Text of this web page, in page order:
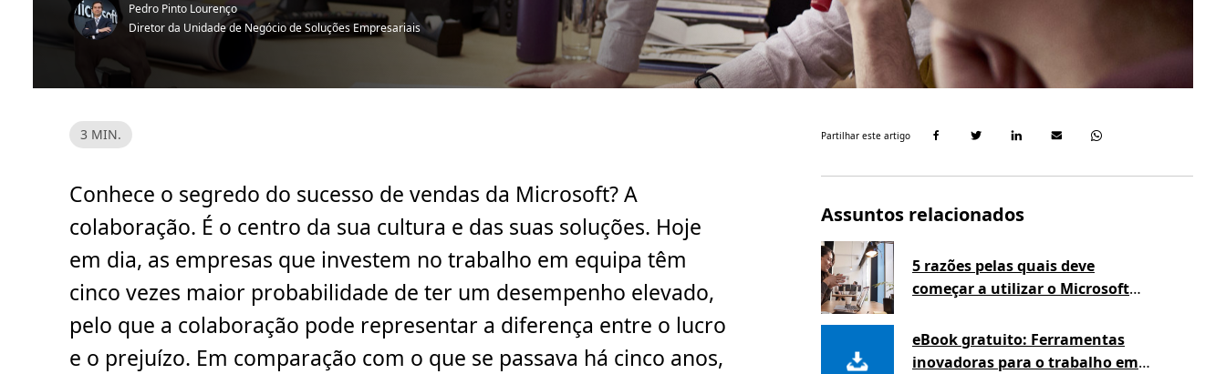
Pedro Pinto Lourenço
Diretor da Unidade de Negócio de Soluções Empresariais
T
e
d
e
e
t
u
a
3
m
n
3 MIN.
Conhece o segredo do sucesso de vendas da Microsoft? A
colaboração. É o centro da sua cultura e das suas soluções. Hoje
em dia, as empresas que investem no trabalho em equipa têm
cinco vezes maior probabilidade de ter um desempenho elevado,
pelo que a colaboração pode representar a diferença entre o lucro
e o prejuízo. Em comparação com o que se passava há cinco anos,
Partilhar este artigo
Assuntos relacionados
5 razões pelas quais deve
começar a utilizar o Microsoft
eBook gratuito: Ferramentas
inovadoras para o trabalho em